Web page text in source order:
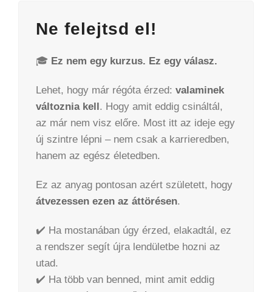
Ne felejtsd el!
🎓 Ez nem egy kurzus. Ez egy válasz.
Lehet, hogy már régóta érzed: valaminek
változnia kell. Hogy amit eddig csináltál,
az már nem visz előre. Most itt az ideje egy
új szintre lépni – nem csak a karrieredben,
hanem az egész életedben.
Ez az anyag pontosan azért született, hogy
átvezessen ezen az áttörésen.
✔️ Ha mostanában úgy érzed, elakadtál, ez
a rendszer segít újra lendületbe hozni az
utad.
✔️ Ha több van benned, mint amit eddig